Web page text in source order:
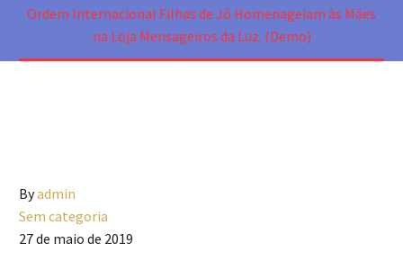
Ordem Internacional Filhas de Jó Homenageiam às Mães
na Loja Mensageiros da Luz. (Demo)
Byadmin
Sem categoria
27 de maio de 2019